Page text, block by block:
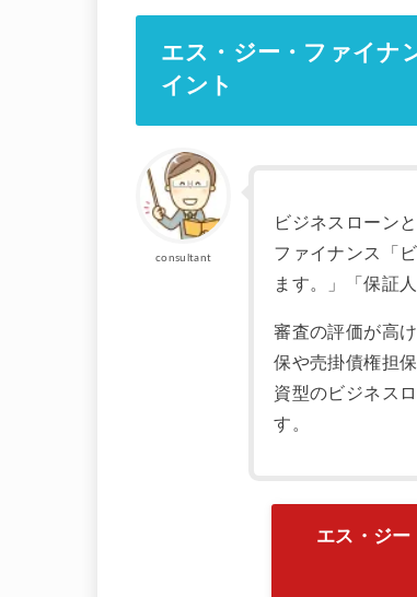
エス・ジー・ファイナ
イント
consultant
ビジネスローン
ファイナンス「
ます。」「保証
審査の評価が高
保や売掛債権担
資型のビジネス
す。
エス・ジー